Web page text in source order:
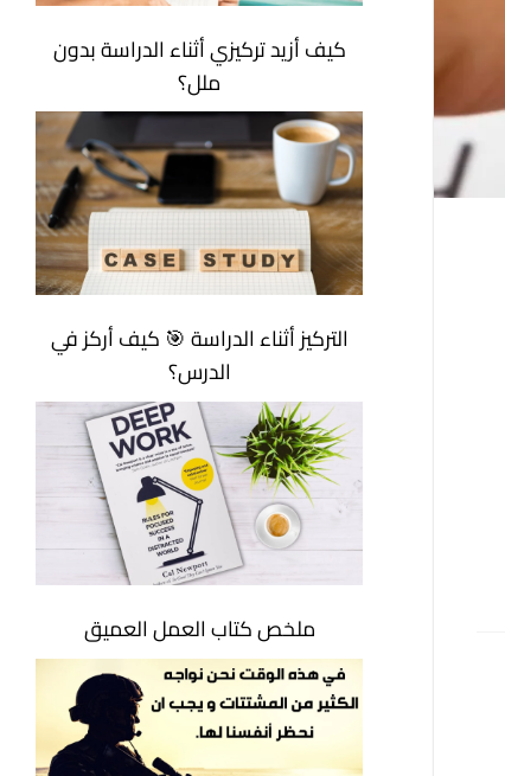
كيف أزيد تركيزي أثناء الدراسة بدون
ملل؟
التركيز أثناء الدراسة 🎯 كيف أركز في
الدرس؟
ملخص كتاب العمل العميق